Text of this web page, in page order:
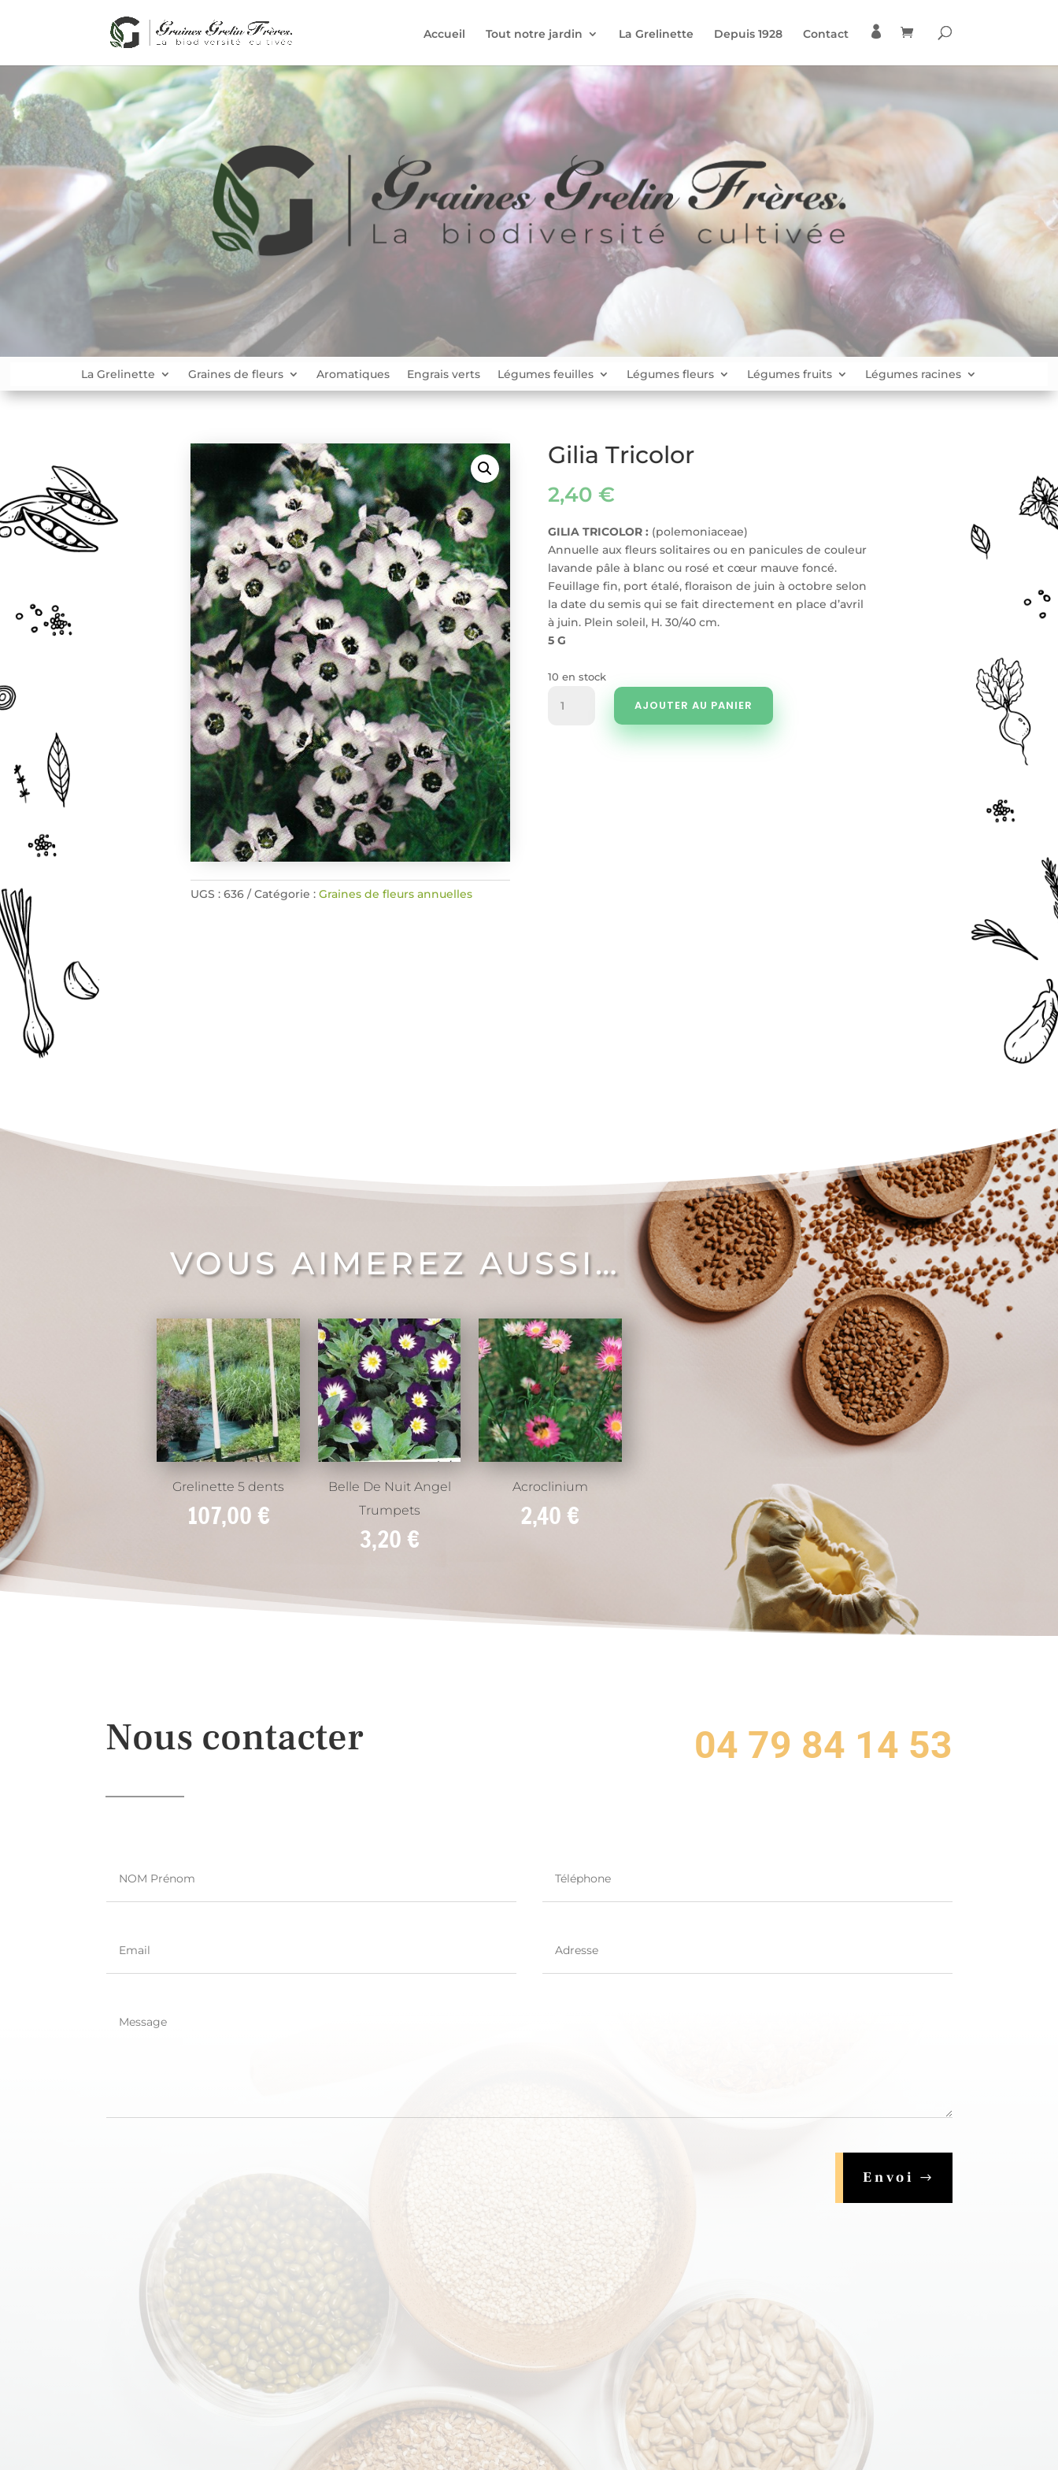
Accueil Tout notre jardin La Grelinette Depuis 1928 Contact 
La Grelinette Graines de fleurs Aromatiques Engrais verts Légumes feuilles Légumes fleurs Légumes fruits Légumes racines
UGS : 636 Catégorie : Graines de fleurs annuelles
Gilia Tricolor
2,40 €
GILIA TRICOLOR : (polemoniaceae)
Annuelle aux fleurs solitaires ou en panicules de couleur
lavande pâle à blanc ou rosé et cœur mauve foncé.
Feuillage fin, port étalé, floraison de juin à octobre selon
la date du semis qui se fait directement en place d’avril
à juin. Plein soleil, H. 30/40 cm.
5 G
10 en stock
AJOUTER AU PANIER
VOUS AIMEREZ AUSSI…
Grelinette 5 dents
107,00 €
Belle De Nuit Angel
Trumpets
3,20 €
Acroclinium
2,40 €
Nous contacter 04 79 84 14 53
Envoi